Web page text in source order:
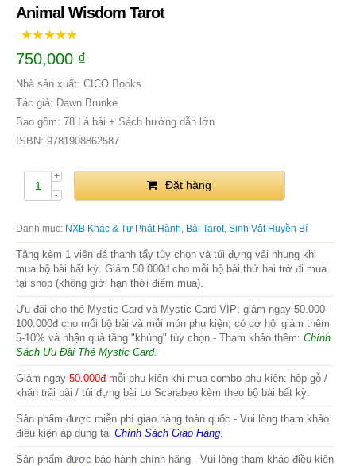
Animal Wisdom Tarot
750,000 ₫
Nhà sản xuất: CICO Books
Tác giả: Dawn Brunke
Bao gồm: 78 Lá bài + Sách hướng dẫn lớn
ISBN: 9781908862587
Đặt hàng
Danh mục: NXB Khác & Tự Phát Hành Bài Tarot, Sinh Vật Huyền Bí
Tặng kèm 1 viên đá thanh tẩy tùy chọn và túi đựng vải nhung khi
mua bộ bài bất kỳ. Giảm 50.000đ cho mỗi bộ bài thứ hai trở đi mua
tại shop (không giới hạn thời điểm mua).
Ưu đãi cho thẻ Mystic Card và Mystic Card VIP: giảm ngay 50.000-
100.000đ cho mỗi bộ bài và mỗi món phụ kiện; có cơ hội giảm thêm
5-10% và nhận quà tặng "khủng" tùy chọn - Tham khảo thêm: Chính
Sách Ưu Đãi Thẻ Mystic Card.
Giảm ngay 50.000đmỗi phụ kiện khi mua combo phụ kiện: hộp gỗ /
khăn trải bài / túi đựng bài Lo Scarabeo kèm theo bộ bài bất kỳ.
Sản phẩm được miễn phí giao hàng toàn quốc - Vui lòng tham khảo
điều kiện áp dụng tại Chính Sách Giao Hàng
Sản phẩm được bảo hành chính hãng - Vui lòng tham khảo điều kiện